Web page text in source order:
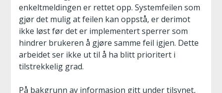
enkeltmeldingen er rettet opp. Systemfeilen som
gjør det mulig at feilen kan oppstå, er derimot
ikke løst før det er implementert sperrer som
hindrer brukeren å gjøre samme feil igjen. Dette
arbeidet ser ikke ut til å ha blitt prioritert i
tilstrekkelig grad.
På bakgrunn av informasjon gitt under tilsynet,